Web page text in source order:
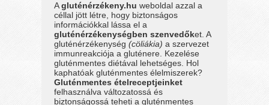
Agluténérzékeny.hu weboldal azzal a
céllal jött létre, hogy biztonságos
információkkal lássa el a
gluténérzékenységben szenvedőket. A
gluténérzékenység(cöliákia) a szervezet
immunreakciója a gluténere. Kezelése
gluténmentes diétával lehetséges. Hol
kaphatóak gluténmentes élelmiszerek?
Gluténmentes ételreceptjeinket
felhasználva változatossá és
biztonságossá teheti a gluténmentes